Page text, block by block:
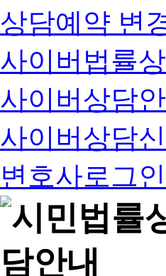
상담예약 변
사이버법률
사이버상담
사이버상담
변호사로그인